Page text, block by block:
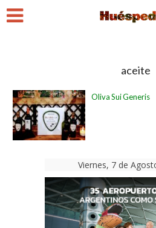
aceite
Oliva Sui Generis
Viernes, 7 de